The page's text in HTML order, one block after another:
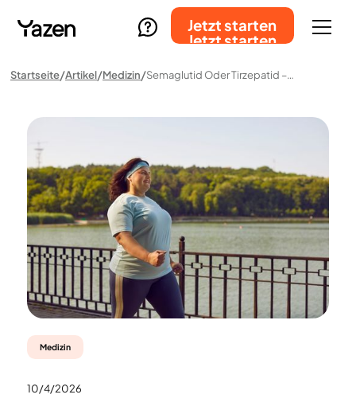
Jetzt starten
Jetzt starten
Startseite Artikel Medizin Semaglutid Oder Tirzepatid – Welches Medikament Ist Effektiver Zur Gewichtsabnahme?
Medizin
10/4/2026